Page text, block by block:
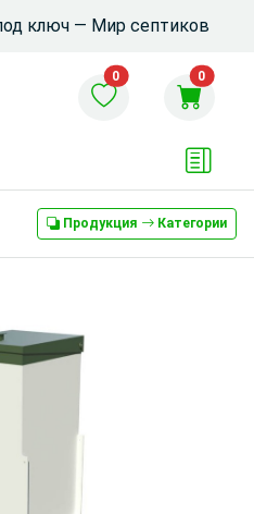
ключ — Мир септиков
0 0
Продукция Категории